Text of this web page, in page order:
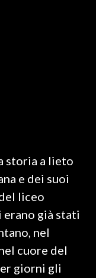
storia a lieto
e dei suoi
liceo
erano già stati
nel
cuore del
giorni gli